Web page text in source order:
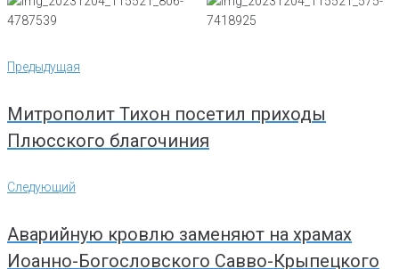
Навигация
по
Предыдущая
Предыдущая
Митрополит Тихон посетил приходы
Плюсского благочиния
Следующий
Следующий
Аварийную кровлю заменяют на храмах
Иоанно-Богословского Савво-Крыпецкого